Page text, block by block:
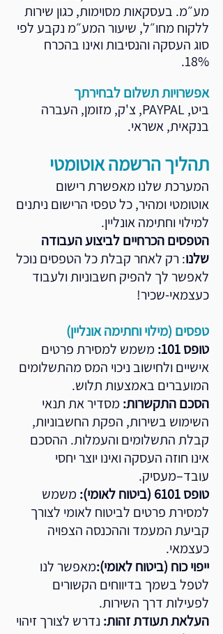
מע״מ. בעסקאות מסוימות, כגון שירות
ללקוח מחו״ל, שיעור המע״מ נקבע לפי
סוג העסקה והנסיבות ואינו בהכרח
18%.
אפשרויות תשלום לבחירתך
ביט, PAYPAL, צ'ק, מזומן, העברה
בנקאית, אשראי.
תהליך הרשמה אוטומטי
המערכת שלנו מאפשרת רישום
אוטומטי ומהיר, כל טפסי הרישום ניתנים
למילוי וחתימה אונליין.
הטפסים הכרחיים לביצוע העבודה
שלנו: רק לאחר קבלת כל הטפסים נוכל
לאפשר לך להפיק חשבוניות ולעבוד
כעצמאי-שכיר!
טפסים (מילוי וחתימה אונליין)
טופס 101:
משמש למסירת פרטים
אישיים ולחישוב ניכוי המס מהתשלומים
המועברים באמצעות תלוש.
הסכם התקשרות: מסדיר את תנאי
השימוש בשירות, הפקת החשבוניות,
קבלת התשלומים והעמלות. ההסכם
אינו חוזה העסקה ואינו יוצר יחסי
עובד–מעסיק.
טופס 6101 (ביטוח לאומי):
משמש
למסירת פרטים לביטוח לאומי לצורך
קביעת המעמד וההכנסה הצפויה
כעצמאי.
ייפוי כוח (ביטוח לאומי):מאפשר לנו
לטפל בשמך בדיווחים הקשורים
לפעילות דרך השירות.
העלאת תעודת זהות: נדרש לצורך זיהוי